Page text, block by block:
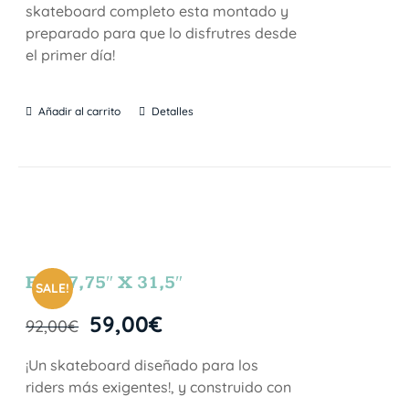
skateboard completo esta montado y
preparado para que lo disfrutres desde
el primer día!
Añadir al carrito Detalles
SALE!
FUN 7,75″ X 31,5″
92,00€ 59,00€
¡Un skateboard diseñado para los
riders más exigentes!, y construido con